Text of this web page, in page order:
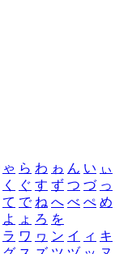
ゃ ら わ ゎ ん い ぃ
く ぐ す ず つ づ っ
て で ね へ べ ぺ め
よ ょ ろ を
ラ ワ ヮ ン イ ィ キ